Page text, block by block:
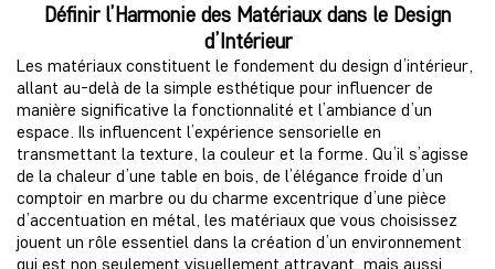
Définir l’Harmonie des Matériaux dans le Design
d’Intérieur
Les matériaux constituent le fondement du design d’intérieur,
allant au-delà de la simple esthétique pour influencer de
manière significative la fonctionnalité et l’ambiance d’un
espace. Ils influencent l’expérience sensorielle en
transmettant la texture, la couleur et la forme. Qu’il s’agisse
de la chaleur d’une table en bois, de l’élégance froide d’un
comptoir en marbre ou du charme excentrique d’une pièce
d’accentuation en métal, les matériaux que vous choisissez
jouent un rôle essentiel dans la création d’un environnement
qui est non seulement visuellement attrayant, mais aussi